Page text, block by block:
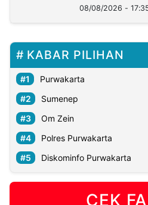
08/08/2026 -
KABAR PILIHAN
Purwakarta
Sumenep
Om Zein
Polres Purwakarta
Diskominfo Purwakarta
CEK